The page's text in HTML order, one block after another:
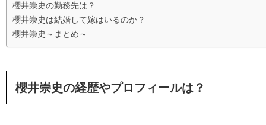
櫻井崇史の勤務先は？
櫻井崇史は結婚して嫁はいるのか？
櫻井崇史～まとめ～
櫻井崇史の経歴やプロフィールは？